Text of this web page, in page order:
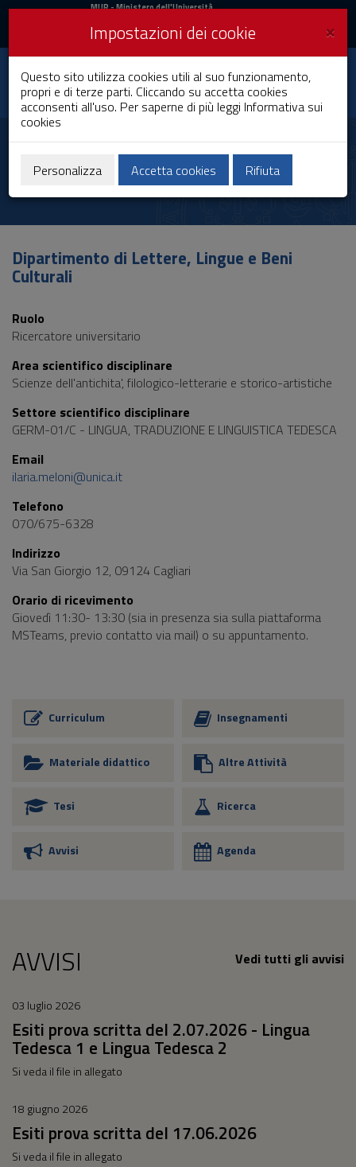
Vai
al
navigazione
sito
al
Footer
MIUR
Accedi
MUR- Ministero dell'Università
Accedi UniCA News
Toggle
navigation
Università degli
Studi di Cagliari
Ilaria Meloni
Dipartimento di Lettere, Lingue e Beni
Culturali
Ruolo
Ricercatore universitario
Area scientifico disciplinare
Scienze dell'antichita', filologico-letterarie e storico-artistiche
Settore scientifico disciplinare
GERM-01/C - LINGUA, TRADUZIONE E LINGUISTICA TEDESCA
Email
ilaria.meloni@unica.it
Telefono
070/675-6328
Indirizzo
Via San Giorgio 12, 09124 Cagliari
Orario di ricevimento
Giovedì 11:30- 13:30 (sia in presenza sia sulla piattaforma
MSTeams, previo contatto via mail) o su appuntamento.
Curriculum Insegnamenti
Materiale didattico Altre Attività
Tesi Ricerca
Avvisi Agenda
AVVISI Vedi tutti gli avvisi
03 luglio 2026
Esiti prova scritta del 2.07.2026 - Lingua
Tedesca 1 e Lingua Tedesca 2
Si veda il file in allegato
18 giugno 2026
Esiti prova scritta del 17.06.2026
Si veda il file in allegato
×
Impostazioni dei cookie
Questo sito utilizza cookies utili al suo funzionamento,
propri e di terze parti. Cliccando su accetta cookies
acconsenti all'uso. Per saperne di più leggi Informativa sui
cookies
Personalizza Accetta cookies Rifiuta